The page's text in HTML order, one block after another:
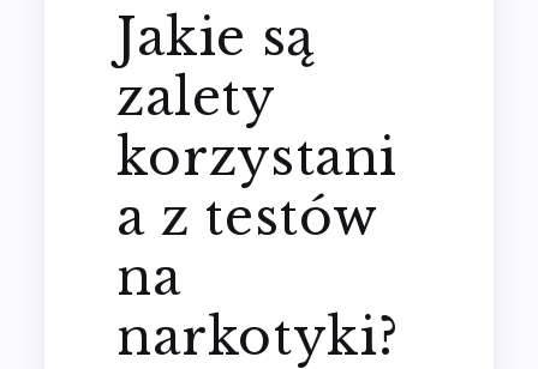
Jakie są
zalety
korzystani
a z testów
na
narkotyki?